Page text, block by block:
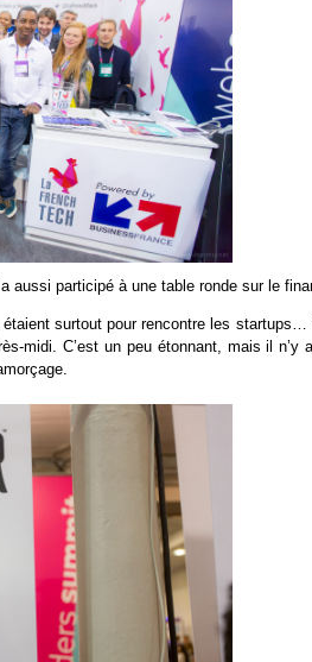
aussi participé à une table ronde sur le
surtout pour rencontre les
midi. C’est un peu étonnant, mais il